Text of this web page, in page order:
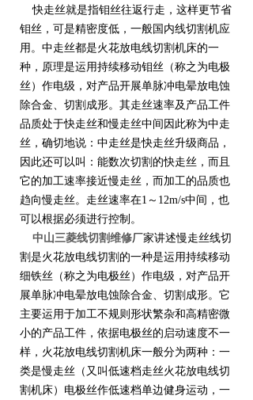
快走丝就是指钼丝往返行走，这样更节省
钼丝，可是精密度低，一般国内线切割机应
用。中走丝都是火花放电线切割机床的一
种，原理是运用持续移动钼丝（称之为电极
丝）作电级，对产品开展单脉冲电晕放电蚀
除合金、切割成形。其走丝速率及产品工件
品质处于快走丝和慢走丝中间因此称为中走
丝，确切地说：中走丝是快走丝升级商品，
因此还可以叫：能数次切割的快走丝，而且
它的加工速率接近慢走丝，而加工的品质也
趋向慢走丝。走丝速率在1～12m/s中间，也
可以根据必须进行控制。
中山三菱线切割维修厂家讲述慢走丝线切
割是火花放电线切割的一种是运用持续移动
细铁丝（称之为电极丝）作电级，对产品开
展单脉冲电晕放电蚀除合金、切割成形。它
主要运用于加工不规则形状繁杂和高精密微
小的产品工件，依据电极丝的启动速度不一
样，火花放电线切割机床一般分为两种：一
类是慢走丝（又叫低速档走丝火花放电线切
割机床）电极丝作低速档单边健身运动，一